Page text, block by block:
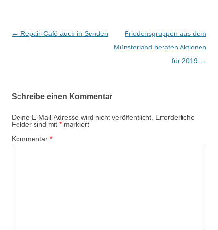
B
a
g
s
-
← Repair-Café auch in Senden
Friedensgruppen aus dem
Münsterland beraten Aktionen
für 2019 →
Schreibe einen Kommentar
Deine E-Mail-Adresse wird nicht veröffentlicht. Erforderliche
Felder sind mit * markiert
Kommentar *